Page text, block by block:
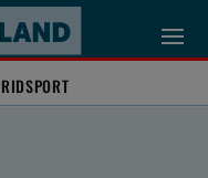
RIDSPORT